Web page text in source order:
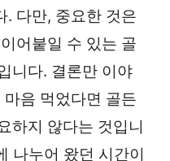
. 다만, 중요한 것은
어붙일 수 있는 골
니다. 결론만 이야
음 먹었다면 골든
하지 않다는 것입니
나누어 왔던 시간이